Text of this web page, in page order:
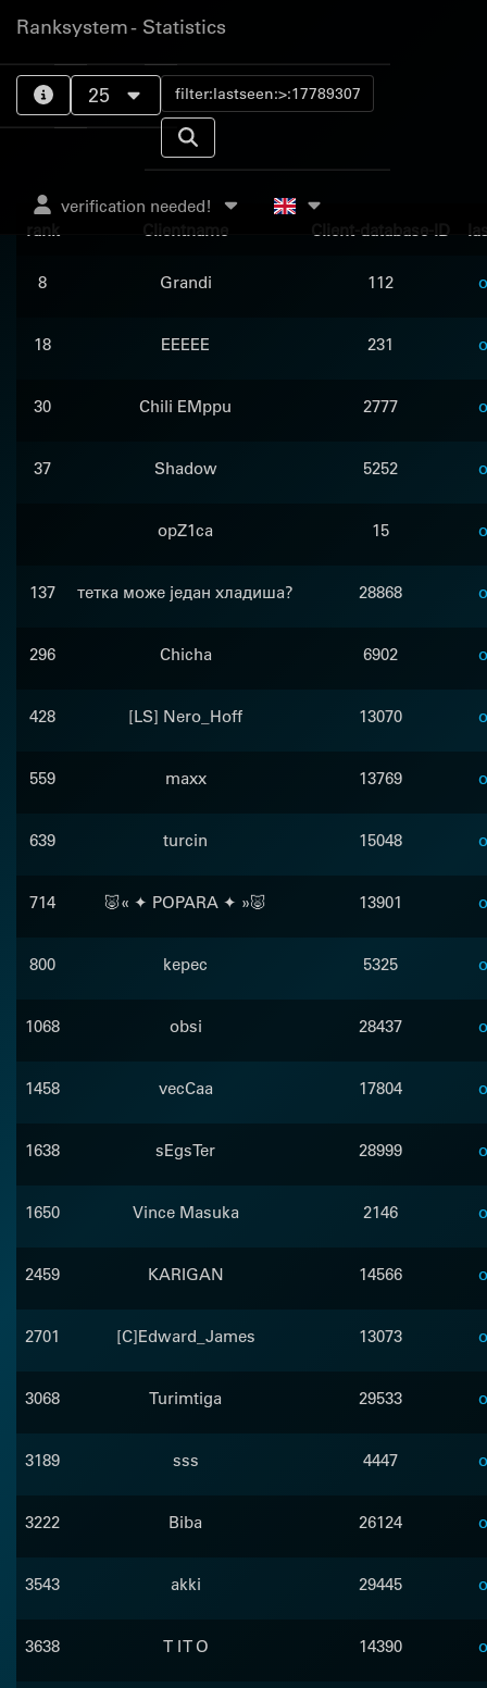
Ranksystem - Statistics
25
verification needed!
rank
Clientname Client-database-ID
8 Grandi 112
18 EEEEE 231
30 Chili EMppu 2777
37 Shadow 5252
opZ1ca 15
137 тетка може један хладиша? 28868
296 Chicha 6902
428 [LS] Nero_Hoff 13070
559 maxx 13769
639 turcin 15048
714 🐷« ✦ POPARA ✦ »🐷 13901
800 kepec 5325
1068 obsi 28437
1458 vecCaa 17804
1638 sEgsTer 28999
1650 Vince Masuka 2146
2459 KARIGAN 14566
2701 [C]Edward_James 13073
3068 Turimtiga 29533
3189 sss 4447
3222 Biba 26124
3543 akki 29445
3638 T I T O 14390